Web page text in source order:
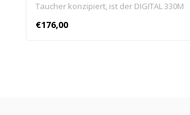
Taucher konzipiert, ist der DIGITAL 330M
auch ein ideales System zur Lieferung von
Erstdaten für Tauchanfänger und kann ein
€176,00